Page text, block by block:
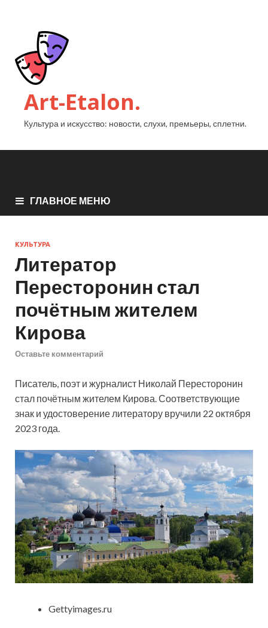
Art-Etalon.
Культура и искусство: новости, слухи, премьеры, сплетни.
ГЛАВНОЕ МЕНЮ
КУЛЬТУРА
Литератор
Пересторонин стал
почётным жителем
Кирова
Оставьте комментарий
Писатель, поэт и журналист Николай Пересторонин
стал почётным жителем Кирова. Соответствующие
знак и удостоверение литератору вручили 22 октября
2023 года.
Gettyimages.ru